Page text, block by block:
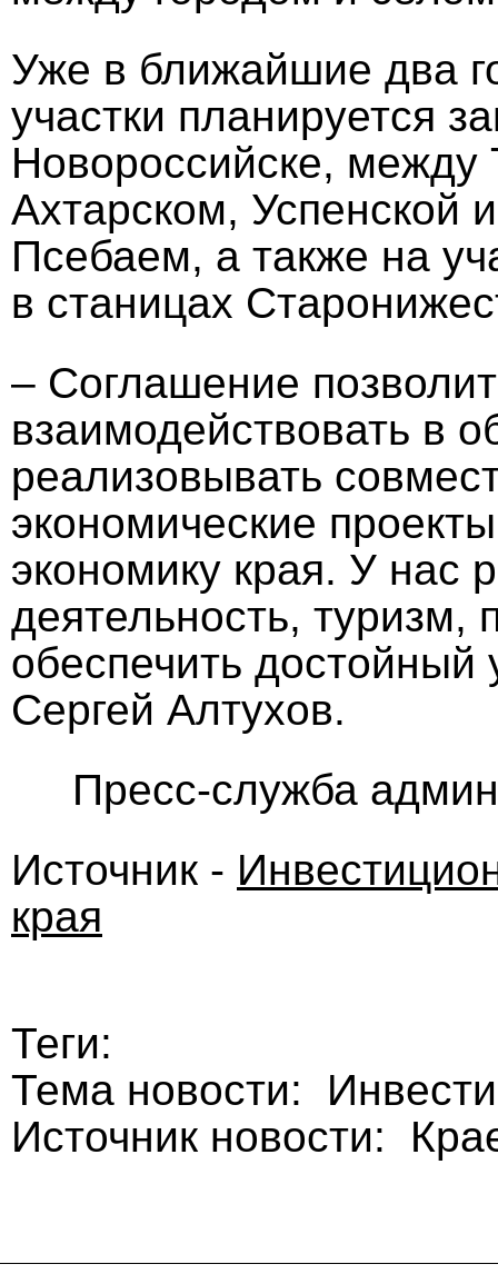
Уже в ближайшие два
участки планируется
Новороссийске,
Ахтарском, Успенской
Псебаем, а также на
в станицах
– Соглашение
взаимодействовать в
реализовывать
экономические
экономику края. У нас
деятельность, туризм,
обеспечить достойный
Сергей Алтухов.
Пресс-служба
Источник -
края
Теги:
Тема новости:
Источник новости: